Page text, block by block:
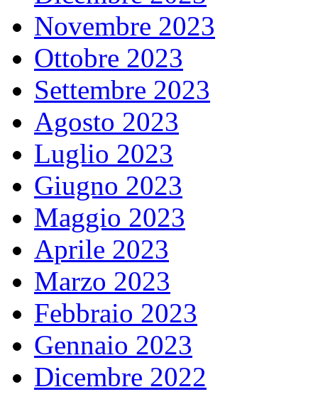
Novembre 2023
Ottobre 2023
Settembre 2023
Agosto 2023
Luglio 2023
Giugno 2023
Maggio 2023
Aprile 2023
Marzo 2023
Febbraio 2023
Gennaio 2023
Dicembre 2022